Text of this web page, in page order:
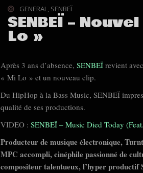
GENERAL, SENBEÏ
SENBEÏ –
Lo »
Après 3 ans d’absence, SENBEÏ revient
« Mi Lo » et un nouveau clip.
Du HipHop à la Bass Music, SENBEÏ
qualité de ses productions.
VIDEO : SENBEÏ – Music Died Today
Producteur de musique électronique,
MPC accompli, cinéphile passionné de
compositeur talentueux, l’hyper productif